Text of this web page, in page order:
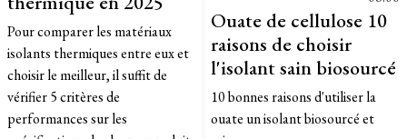
Pour comparer les matériaux
isolants thermiques entre eux et
choisir le meilleur, il suffit de
vérifier 5 critères de
performances sur les
Ouate de cellulose 10
raisons de choisir
l'isolant sain biosourcé
10 bonnes raisons d'utiliser la
ouate un isolant biosourcé et